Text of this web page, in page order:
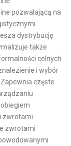
pozwalającą na
dystrybucję
także
celnych
i wybór
częste
zwrotami
zwrotami